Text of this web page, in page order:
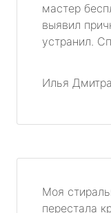
мастер
выявил
устранил.
Илья
Моя
перестала